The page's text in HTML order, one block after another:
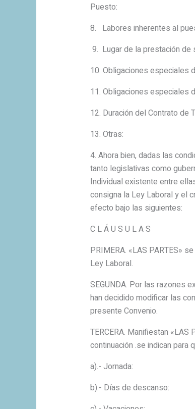
Puesto:
8. Labores inherentes al
9. Lugar de la prestación
10. Obligaciones especiales
11. Obligaciones especiales
12. Duración del Contrato de
13. Otras:
4. Ahora bien, dadas las
tanto legislativas como
Individual existente entre
consigna la Ley Laboral y el
efecto bajo las siguientes:
C L Á U S U L A S
PRIMERA. «LAS PARTES»
Ley Laboral.
SEGUNDA. Por las razones
han decidido modificar las
presente Convenio.
TERCERA. Manifiestan «LAS
continuación .se indican para
a).- Jornada:
b).- Días de